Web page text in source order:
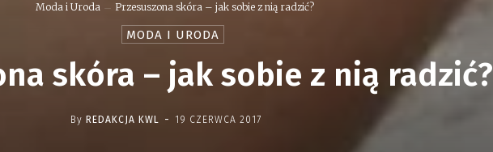
Moda i Uroda Przesuszona skóra – jak sobie z nią radzić?
MODA I URODA
skóra – jak sobie z nią radzić?
By REDAKCJA KWL - 19 CZERWCA 2017